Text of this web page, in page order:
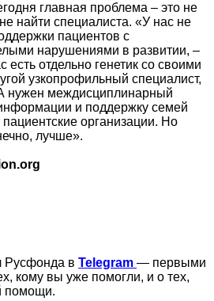
главная проблема – это не
найти специалиста. «У нас не
пациентов с
нарушениями в развитии, –
есть отдельно генетик со своими
узкопрофильный специалист,
нужен междисциплинарный
и поддержку семей
организации. Но
лучше».
Русфонда в Telegram — первыми
кому вы уже помогли, и о тех,
помощи.